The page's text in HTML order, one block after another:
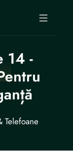
14 -
Telefoane